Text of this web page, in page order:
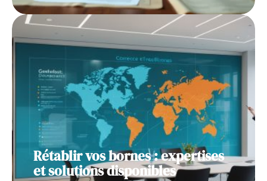
Rétablir vos bornes : expertises
et solutions disponibles